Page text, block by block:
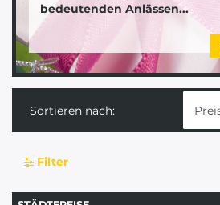
bedeutenden Anlässen...
Sortieren nach:
Filter